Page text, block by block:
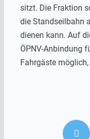
sitzt. Die Fraktion
die Standseilbahn
dienen kann. Auf
ÖPNV-Anbindung
Fahrgäste